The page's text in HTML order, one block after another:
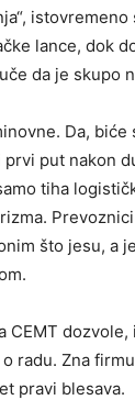
lance, dok
da je skupo
Da, biće
put nakon
tiha
što jesu, a
CEMT
radu. Zna
pravi blesava.